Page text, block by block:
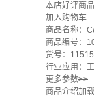
本店好评商品
加入购物车
商品名称：
商品编号：
货号：
行业应用：
更多参数>>
商品介绍加